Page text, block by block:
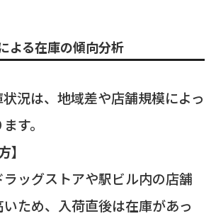
よる在庫の傾向分析
況は、地域差や店舗規模によっ
す。
】
ッグストアや駅ビル内の店舗
ため、入荷直後は在庫があっ